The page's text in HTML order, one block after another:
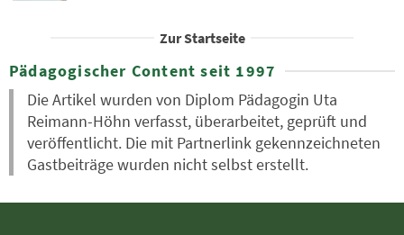
Zur Startseite
Pädagogischer Content seit 1997
Die Artikel wurden von Diplom Pädagogin Uta
Reimann-Höhn verfasst, überarbeitet, geprüft und
veröffentlicht. Die mit Partnerlink gekennzeichneten
Gastbeiträge wurden nicht selbst erstellt.